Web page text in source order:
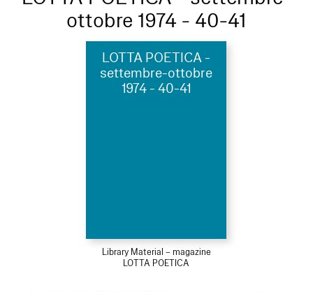
ottobre 1974 - 40-41
LOTTA POETICA -
settembre-ottobre
1974 - 40-41
Library Material – magazine
LOTTA POETICA